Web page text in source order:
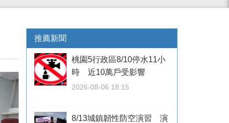
推薦新聞
桃園5行政區8/10停水11小
時 近10萬戶受影響
2026-08-06 18:15
8/13城鎮韌性防空演習 演